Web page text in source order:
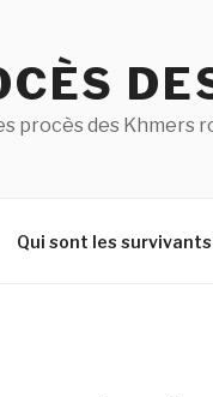
procès des Khmers
Qui sont les survivants